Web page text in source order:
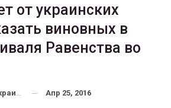
от украинских
виновных в
Равенства во
Апр 25, 2016